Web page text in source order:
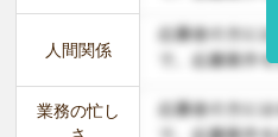
人間関係
業務の忙し